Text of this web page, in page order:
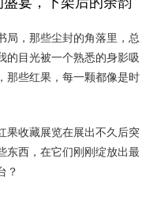
局，那些尘封的角落里，总
的目光被一个熟悉的身影吸
些红果，每一颗都像是时
果收藏展览在展出不久后突
东西，在它们刚刚绽放出最
？